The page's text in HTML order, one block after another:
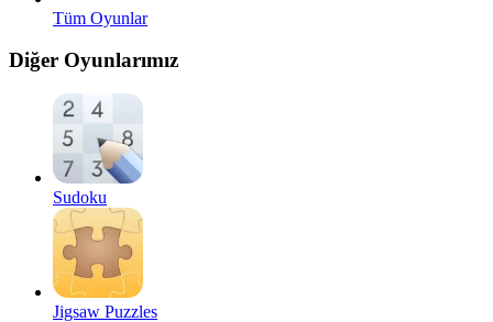
Tüm Oyunlar
Diğer Oyunlarımız
Sudoku
Jigsaw Puzzles